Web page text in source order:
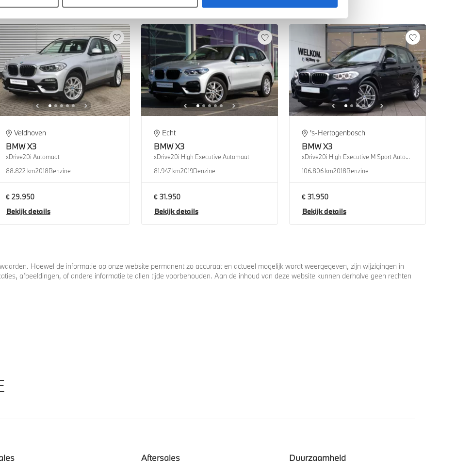
Veldhoven
BMW X3
xDrive20i Automaat
88.822 km2018Benzine
€ 29.950
Bekijk details
Echt
BMW X3
xDrive20i High Executive Automaat
81.947 km2019Benzine
€ 31.950
Bekijk details
's-Hertogenbosch
BMW X3
xDrive20i High Executive M Sport Automaat
106.806 km2018Benzine
€ 31.950
Bekijk details
Hoewel de informatie op onze website permanent zo accuraat en actueel mogelijk wordt weergegeven, zijn wijzigingen in
afbeeldingen, of andere informatie te allen tijde voorbehouden. Aan de inhoud van deze website kunnen derhalve geen rechten
Aftersales
Duurzaamheid